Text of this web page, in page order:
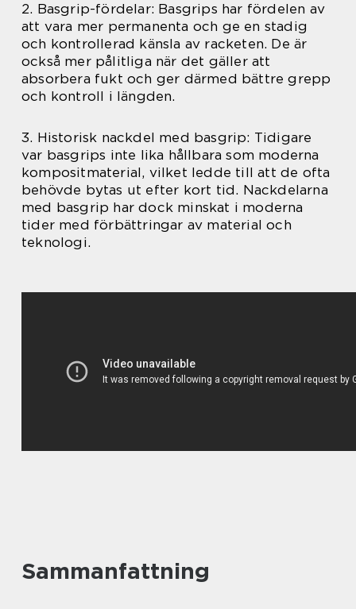
2. Basgrip-fördelar: Basgrips har fördelen av
att vara mer permanenta och ge en stadig
och kontrollerad känsla av racketen. De är
också mer pålitliga när det gäller att
absorbera fukt och ger därmed bättre grepp
och kontroll i längden.
3. Historisk nackdel med basgrip: Tidigare
var basgrips inte lika hållbara som moderna
kompositmaterial, vilket ledde till att de ofta
behövde bytas ut efter kort tid. Nackdelarna
med basgrip har dock minskat i moderna
tider med förbättringar av material och
teknologi.
Sammanfattning